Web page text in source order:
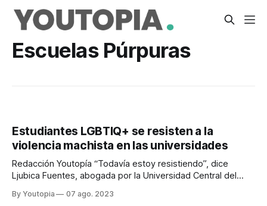
Escuelas Púrpuras
Estudiantes LGBTIQ+ se resisten a la
violencia machista en las universidades
Redacción Youtopía “Todavía estoy resistiendo”, dice
Ljubica Fuentes, abogada por la Universidad Central del
derechos de las diversidades sexogenéricas resuena
By Youtopia 07 ago. 2023